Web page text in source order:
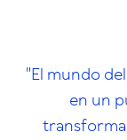
"El mundo
en un